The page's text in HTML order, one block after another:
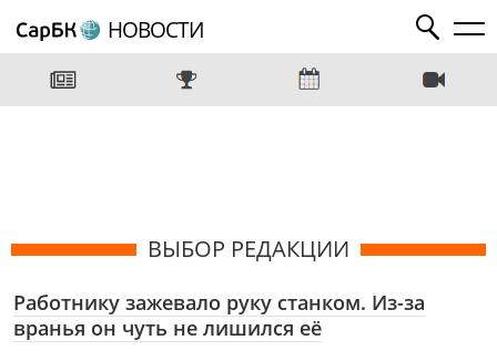
НОВОСТИ
ВЫБОР РЕДАКЦИИ
Работнику зажевало руку станком. Из-за
вранья он чуть не лишился её